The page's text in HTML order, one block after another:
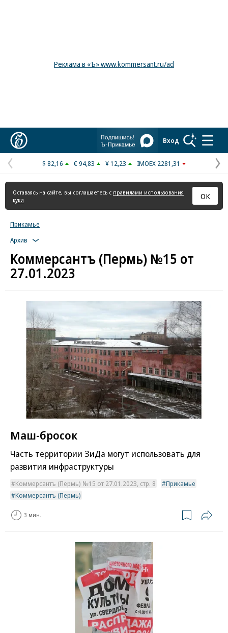
Реклама в «Ъ» www.kommersant.ru/ad
Вход
Предыдущая
страница
$ 82,16 € 94,83 ¥ 12,23 IMOEX 2281,31
Оставаясь на сайте, вы соглашаетесь с правилами использования
куки
ОК
Прикамье
Архив
Коммерсантъ (Пермь) №15 от
27.01.2023
Маш-бросок
Часть территории ЗиДа могут использовать для
развития инфраструктуры
Коммерсантъ (Пермь) №15 от 27.01.2023, стр. 8
Прикамье
Коммерсантъ (Пермь)
3 мин.